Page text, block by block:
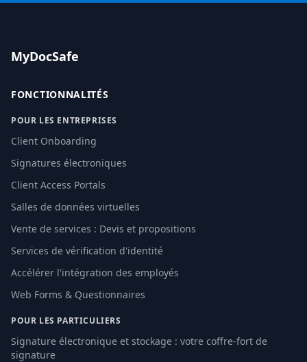
MyDocSafe
FONCTIONNALITÉS
POUR LES ENTREPRISES
Client Onboarding
Signatures électroniques
Client Access Portals
Salles de données virtuelles
Vente de services : Devis et propositions
Services de vérification d'identité
Accélérer l'intégration des employés
Web Forms & Questionnaires
POUR LES PARTICULIERS
Signature électronique et stockage : votre coffre-fort de
signature